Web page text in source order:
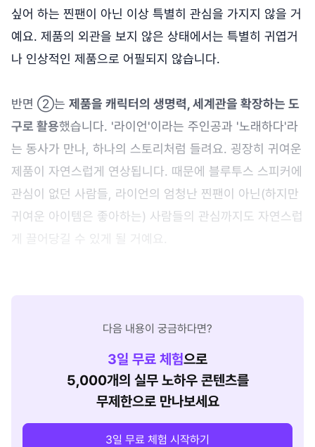
싶어 하는 찐팬이 아닌 이상 특별히 관심을 가지지 않을 거
예요. 제품의 외관을 보지 않은 상태에서는 특별히 귀엽거
나 인상적인 제품으로 어필되지 않습니다.
반면 ②는 제품을 캐릭터의 생명력, 세계관을 확장하는 도
구로 활용했습니다. '라이언'이라는 주인공과 '노래하다'라
는 동사가 만나, 하나의 스토리처럼 들려요. 굉장히 귀여운
제품이 자연스럽게 연상됩니다. 때문에 블루투스 스피커에
관심이 없던 사람들, 라이언의 엄청난 찐팬이 아닌(하지만
귀여운 아이템은 좋아하는) 사람들의 관심까지도 자연스럽
게 끌어당길 수 있게 될 거예요.
다음 내용이 궁금하다면?
3일 무료 체험으로
5,000개의 실무 노하우 콘텐츠를
무제한으로 만나보세요
3일 무료 체험 시작하기